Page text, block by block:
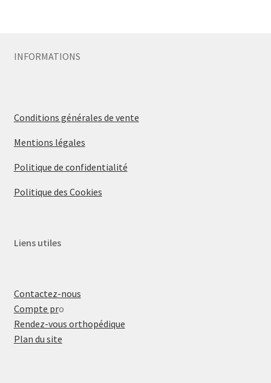
INFORMATIONS
Conditions générales de vente
Mentions légales
Politique de confidentialité
Politique des Cookies
Liens utiles
Contactez-nous
Compte pro
Rendez-vous orthopédique
Plan du site